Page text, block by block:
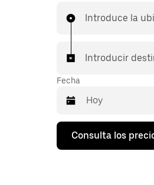
Introduce la
Introducir
Fecha
Pulsa
flecha
Consulta los